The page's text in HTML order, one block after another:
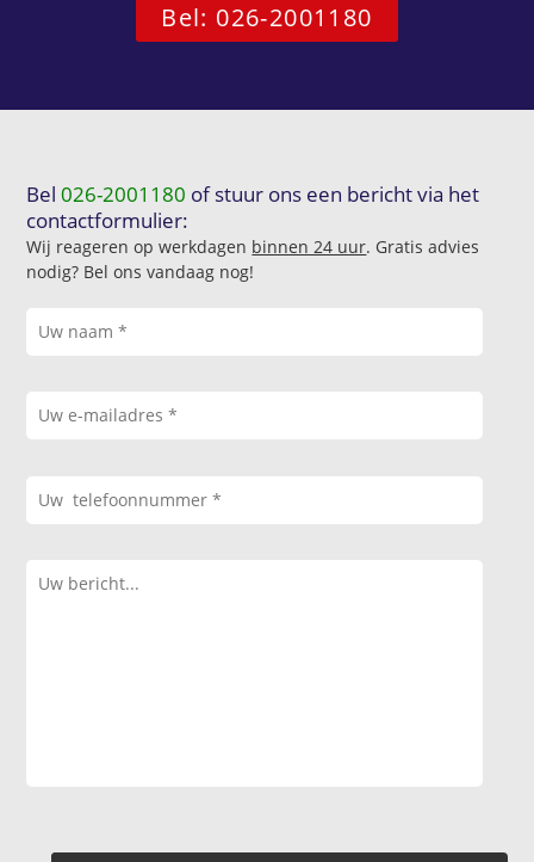
Bel: 026-2001180
Bel026-2001180 of stuur ons een bericht via het
contactformulier:
Wij reageren op werkdagen binnen 24 uur. Gratis advies
nodig? Bel ons vandaag nog!